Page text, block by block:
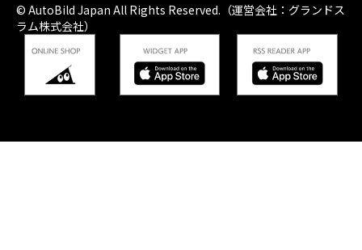
© AutoBild Japan All Rights Reserved.（運営会社：グランドス
ラム株式会社）